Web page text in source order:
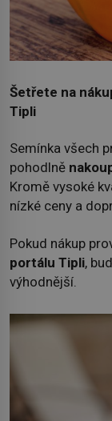
Šetřete na
Tipli
Semínka všech
pohodlně
Kromě vysoké
nízké ceny a
Pokud nákup
portálu Tipli,
výhodnější.